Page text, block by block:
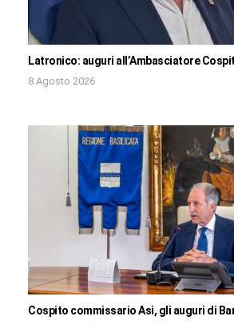
Latronico: auguri all’Ambasciatore
8 Agosto 2026
Cospito commissario Asi, gli auguri di